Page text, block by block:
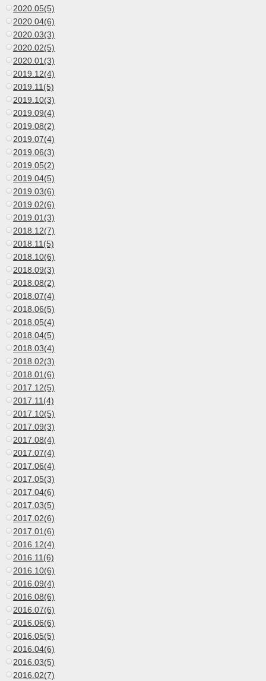
2020.05(5)
2020.04(6)
2020.03(3)
2020.02(5)
2020.01(3)
2019.12(4)
2019.11(5)
2019.10(3)
2019.09(4)
2019.08(2)
2019.07(4)
2019.06(3)
2019.05(2)
2019.04(5)
2019.03(6)
2019.02(6)
2019.01(3)
2018.12(7)
2018.11(5)
2018.10(6)
2018.09(3)
2018.08(2)
2018.07(4)
2018.06(5)
2018.05(4)
2018.04(5)
2018.03(4)
2018.02(3)
2018.01(6)
2017.12(5)
2017.11(4)
2017.10(5)
2017.09(3)
2017.08(4)
2017.07(4)
2017.06(4)
2017.05(3)
2017.04(6)
2017.03(5)
2017.02(6)
2017.01(6)
2016.12(4)
2016.11(6)
2016.10(6)
2016.09(4)
2016.08(6)
2016.07(6)
2016.06(6)
2016.05(5)
2016.04(6)
2016.03(5)
2016.02(7)